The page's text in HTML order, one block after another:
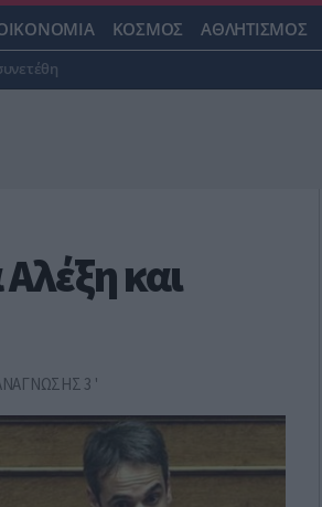
ΚΟΣΜΟΣ ΑΘΛΗΤΙΣΜΟΣ
και
3 '